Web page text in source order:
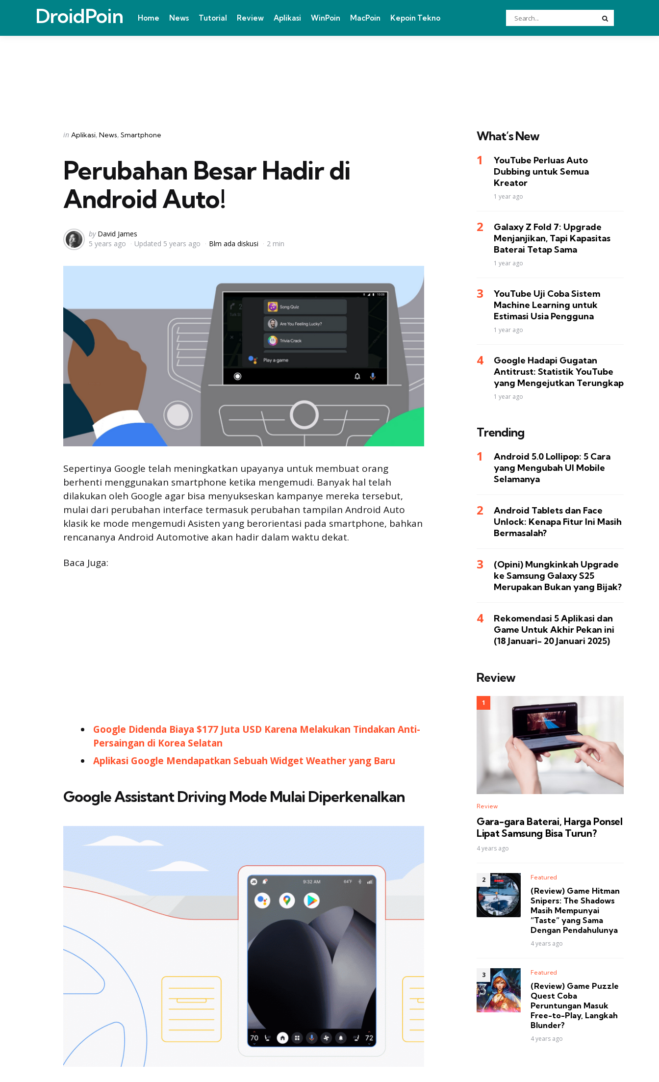
DroidPoin Home News Tutorial Review Aplikasi WinPoin MacPoin Kepoin Tekno
Search
for:
Categories
Posted
in Aplikasi News Smartphone
Perubahan Besar Hadir di
Android Auto!
Posted
by
by David James
5 years ago
Updated 5 years ago Blm ada diskusi 2 min
Sepertinya Google telah meningkatkan upayanya untuk membuat orang
berhenti menggunakan smartphone ketika mengemudi. Banyak hal telah
dilakukan oleh Google agar bisa menyukseskan kampanye mereka tersebut,
mulai dari perubahan interface termasuk perubahan tampilan Android Auto
klasik ke mode mengemudi Asisten yang berorientasi pada smartphone, bahkan
rencananya Android Automotive akan hadir dalam waktu dekat.
Baca Juga:
Google Didenda Biaya $177 Juta USD Karena Melakukan Tindakan Anti-
Persaingan di Korea Selatan
Aplikasi Google Mendapatkan Sebuah Widget Weather yang Baru
Google Assistant Driving Mode Mulai Diperkenalkan
What’s New
YouTube Perluas Auto
Dubbing untuk Semua
Kreator
1 year ago
Galaxy Z Fold 7: Upgrade
Menjanjikan, Tapi Kapasitas
Baterai Tetap Sama
1 year ago
YouTube Uji Coba Sistem
Machine Learning untuk
Estimasi Usia Pengguna
1 year ago
Google Hadapi Gugatan
Antitrust: Statistik YouTube
yang Mengejutkan Terungkap
1 year ago
Trending
Android 5.0 Lollipop: 5 Cara
yang Mengubah UI Mobile
Selamanya
Android Tablets dan Face
Unlock: Kenapa Fitur Ini Masih
Bermasalah?
(Opini) Mungkinkah Upgrade
ke Samsung Galaxy S25
Merupakan Bukan yang Bijak?
Rekomendasi 5 Aplikasi dan
Game Untuk Akhir Pekan ini
(18 Januari- 20 Januari 2025)
Review
Review
Gara-gara Baterai, Harga Ponsel
Lipat Samsung Bisa Turun?
4 years ago
Featured
(Review) Game Hitman
Snipers: The Shadows
Masih Mempunyai
“Taste” yang Sama
Dengan Pendahulunya
4 years ago
Featured
(Review) Game Puzzle
Quest Coba
Peruntungan Masuk
Free-to-Play, Langkah
Blunder?
4 years ago